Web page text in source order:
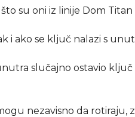
su oni iz linije Dom Titan
i ako se ključ nalazi s
slučajno ostavio
nezavisno da